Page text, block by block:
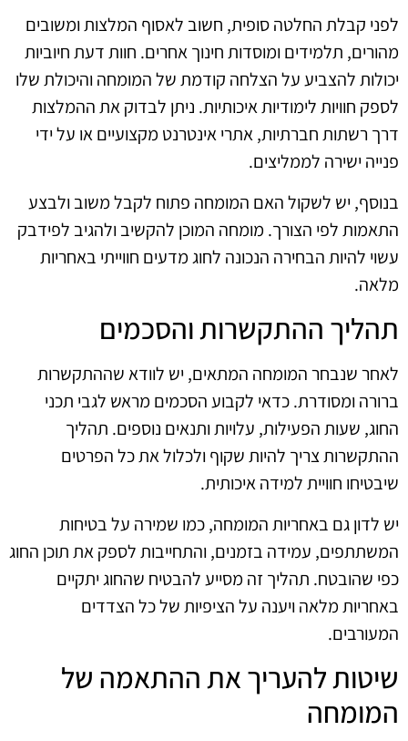
לפני קבלת החלטה סופית, חשוב לאסוף המלצות ומשובים
מהורים, תלמידים ומוסדות חינוך אחרים. חוות דעת חיוביות
יכולות להצביע על הצלחה קודמת של המומחה והיכולת שלו
לספק חוויות לימודיות איכותיות. ניתן לבדוק את ההמלצות
דרך רשתות חברתיות, אתרי אינטרנט מקצועיים או על ידי
פנייה ישירה לממליצים.
בנוסף, יש לשקול האם המומחה פתוח לקבל משוב ולבצע
התאמות לפי הצורך. מומחה המוכן להקשיב ולהגיב לפידבק
עשוי להיות הבחירה הנכונה לחוג מדעים חווייתי באחריות
מלאה.
תהליך ההתקשרות והסכמים
לאחר שנבחר המומחה המתאים, יש לוודא שההתקשרות
ברורה ומסודרת. כדאי לקבוע הסכמים מראש לגבי תכני
החוג, שעות הפעילות, עלויות ותנאים נוספים. תהליך
ההתקשרות צריך להיות שקוף ולכלול את כל הפרטים
שיבטיחו חוויית למידה איכותית.
יש לדון גם באחריות המומחה, כמו שמירה על בטיחות
המשתתפים, עמידה בזמנים, והתחייבות לספק את תוכן החוג
כפי שהובטח. תהליך זה מסייע להבטיח שהחוג יתקיים
באחריות מלאה ויענה על הציפיות של כל הצדדים
המעורבים.
שיטות להעריך את ההתאמה של
המומחה